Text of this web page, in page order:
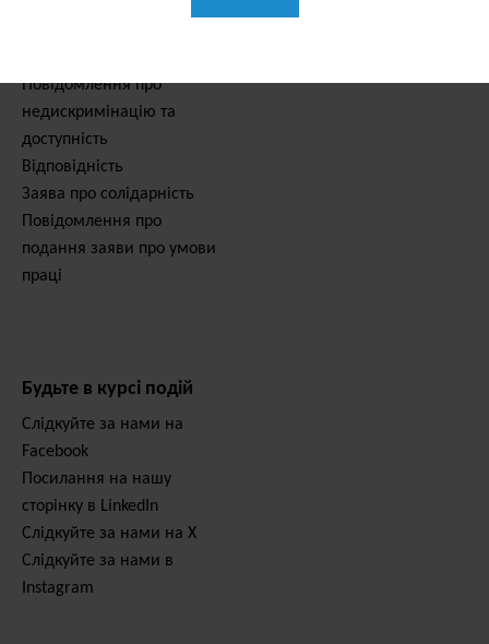
Повідомлення про
недискримінацію та
доступність
Відповідність
Заява про солідарність
Повідомлення про
подання заяви про умови
праці
Будьте в курсі подій
Слідкуйте за нами на
Facebook
Посилання на нашу
сторінку в LinkedIn
Слідкуйте за нами на X
Слідкуйте за нами в
Instagram